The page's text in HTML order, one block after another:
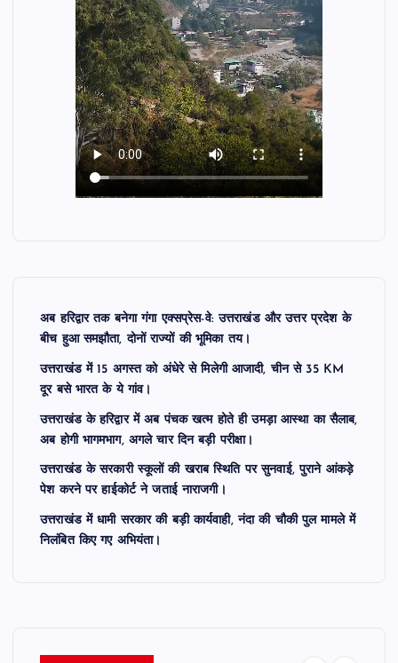
अब हरिद्वार तक बनेगा गंगा एक्सप्रेस-वे: उत्तराखंड और उत्तर प्रदेश के
बीच हुआ समझौता, दोनों राज्यों की भूमिका तय।
उत्तराखंड में 15 अगस्त को अंधेरे से मिलेगी आजादी, चीन से 35 KM
दूर बसे भारत के ये गांव।
उत्तराखंड के हरिद्वार में अब पंचक खत्म होते ही उमड़ा आस्था का सैलाब,
अब होगी भागमभाग, अगले चार दिन बड़ी परीक्षा।
उत्तराखंड के सरकारी स्कूलों की खराब स्थिति पर सुनवाई, पुराने आंकड़े
पेश करने पर हाईकोर्ट ने जताई नाराजगी।
उत्तराखंड में धामी सरकार की बड़ी कार्यवाही, नंदा की चौकी पुल मामले में
निलंबित किए गए अभियंता।